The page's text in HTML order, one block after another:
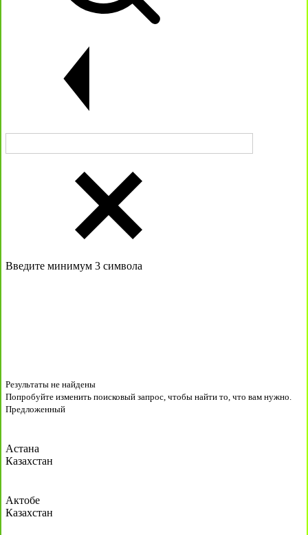
Введите минимум 3 символа
Результаты не найдены
Попробуйте изменить поисковый запрос, чтобы найти то, что вам нужно.
Предложенный
Астана
Казахстан
Актобе
Казахстан